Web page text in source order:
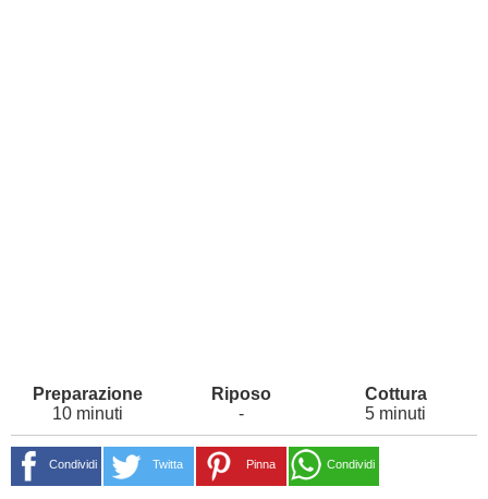
10 minuti - 5 minuti
Condividi Twitta Pinna Condividi